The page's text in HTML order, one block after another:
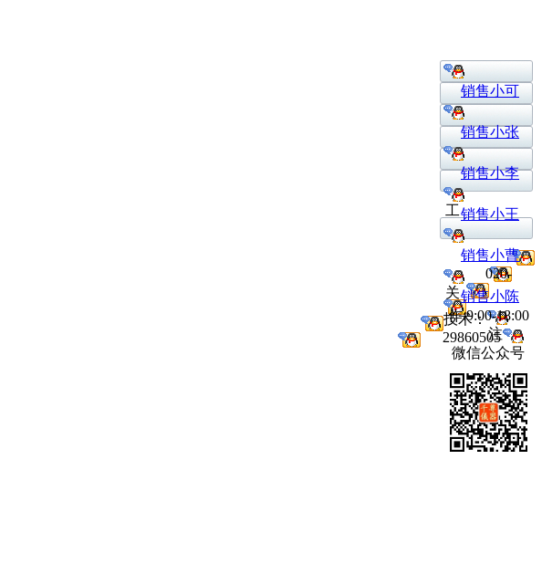
销售小可
销售小张
销售小李
销售小王
销售小曹
销售小陈
工
作:9:00-18:00
技术：
020-
29860505
关
注
微信公众号